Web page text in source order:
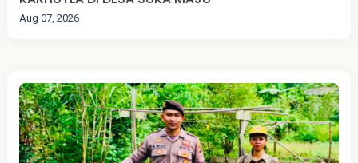
Aug 07, 2026